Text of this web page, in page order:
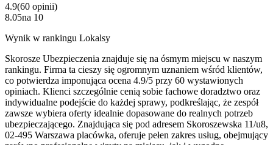
4.9(60 opinii)
8.05na 10
Wynik w rankingu Lokalsy
Skorosze Ubezpieczenia znajduje się na ósmym miejscu w naszym
rankingu. Firma ta cieszy się ogromnym uznaniem wśród klientów,
co potwierdza imponująca ocena 4.9/5 przy 60 wystawionych
opiniach. Klienci szczególnie cenią sobie fachowe doradztwo oraz
indywidualne podejście do każdej sprawy, podkreślając, że zespół
zawsze wybiera oferty idealnie dopasowane do realnych potrzeb
ubezpieczającego. Znajdująca się pod adresem Skoroszewska 11/u8,
02-495 Warszawa placówka, oferuje pełen zakres usług, obejmujący